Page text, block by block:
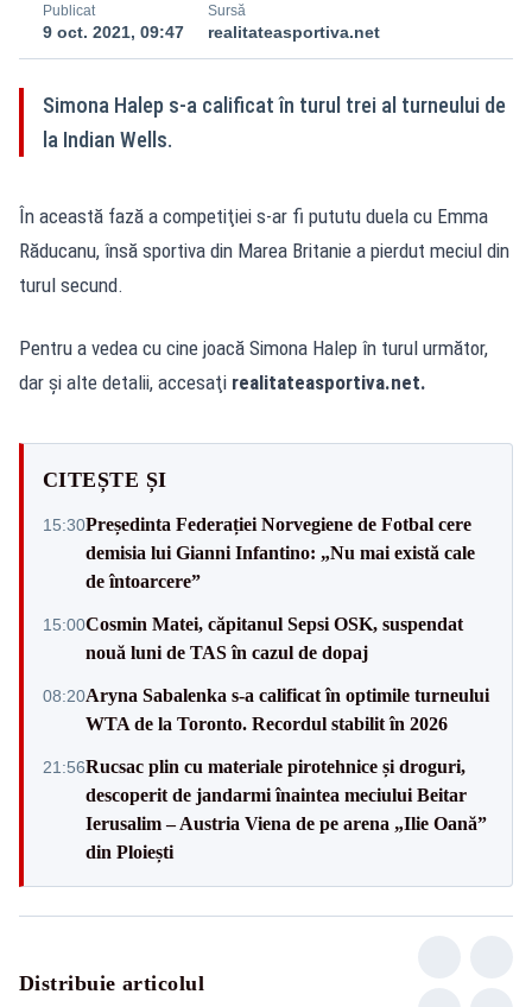
Publicat
9 oct. 2021, 09:47
Sursă
realitateasportiva.net
Simona Halep s-a calificat în turul trei al turneului de
la Indian Wells.
În această fază a competiţiei s-ar fi pututu duela cu Emma
Răducanu, însă sportiva din Marea Britanie a pierdut meciul din
turul secund.
Pentru a vedea cu cine joacă Simona Halep în turul următor,
dar şi alte detalii, accesaţi realitateasportiva.net.
CITEȘTE ȘI
15:30Președinta Federației Norvegiene de Fotbal cere
demisia lui Gianni Infantino: „Nu mai există cale
de întoarcere”
15:00Cosmin Matei, căpitanul Sepsi OSK, suspendat
nouă luni de TAS în cazul de dopaj
08:20Aryna Sabalenka s-a calificat în optimile turneului
WTA de la Toronto. Recordul stabilit în 2026
21:56Rucsac plin cu materiale pirotehnice și droguri,
descoperit de jandarmi înaintea meciului Beitar
Ierusalim – Austria Viena de pe arena „Ilie Oană”
din Ploiești
Distribuie articolul